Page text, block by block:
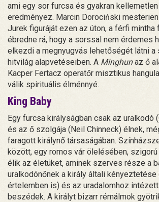
ami egy sor furcsa és gyakran
eredményez. Marcin Dorociński
Jurek figuráját ezen az úton, a férfi mintha
ébredne rá, hogy a sorssal nem érdemes
elkezdi a megnyugvás lehetőségét látni a
hitvilág alapvetéseiben. A Minghunaz ő
Kacper Fertacz operatőr misztikus
válik spirituális élménnyé.
King Baby
Egy furcsa királyságban csak az uralkodó
és az ő szolgája (Neil Chinneck) élnek,
faragott királynő társaságában.
között, egy romos vár ölelésében,
élik az életüket, aminek szerves része a
uralkodónőnek a király általi kényeztetése
értelemben is) és az uradalomhoz
beszédek. A királyt bizarr rémálmok